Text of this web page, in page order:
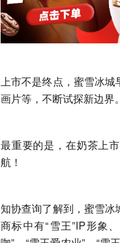
上市不是终点，蜜雪冰
画片等，不断试探新边界。
最重要的是，在奶茶上
航！
知协查询了解到，蜜雪冰
商标中有“雪王”IP形象